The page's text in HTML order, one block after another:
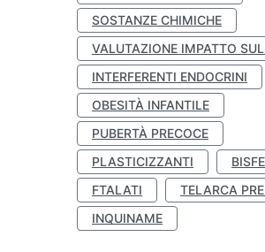
SOSTANZE CHIMICHE
VALUTAZIONE IMPATTO
INTERFERENTI ENDOCRINI
OBESITÀ INFANTILE
PUBERTÀ PRECOCE
PLASTICIZZANTI
FTALATI
TELARCA
INQUINAME